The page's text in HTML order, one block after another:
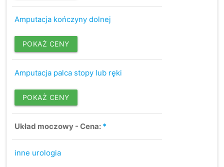
Amputacja kończyny dolnej
POKAŻ CENY
Amputacja palca stopy lub ręki
POKAŻ CENY
Układ moczowy - Cena: *
inne urologia